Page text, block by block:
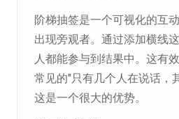
阶梯抽签是一个可视化的互
出现旁观者。通过添加横线
人都能参与到结果中。这有
常见的"只有几个人在说话，
这是一个很大的优势。